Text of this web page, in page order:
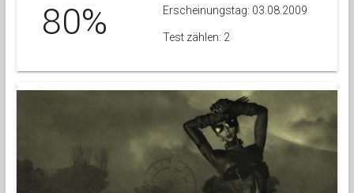
80% Erscheinungstag: 03.08.2009
Test zählen: 2